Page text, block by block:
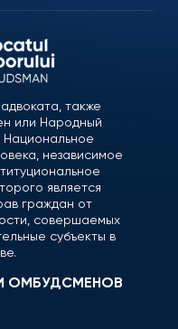
также
или Народный
Национальное
независимое
является
граждан от
совершаемых
субъекты в
ОМБУДСМЕНОВ